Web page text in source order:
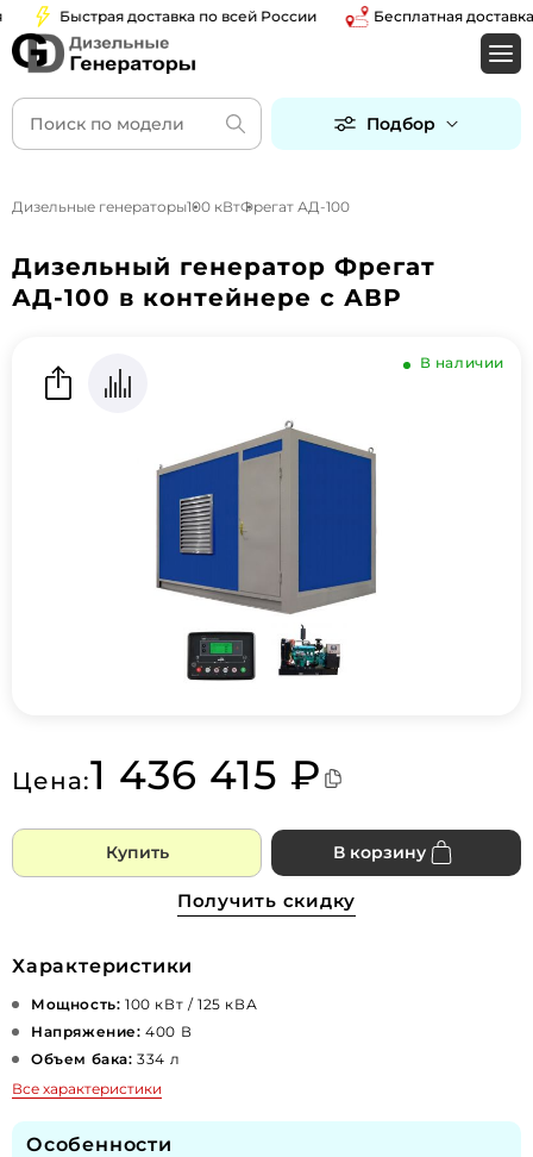
Быстрая доставка по всей России Бесплатная доставка
Подбор
Дизельные генераторы100 кВтФрегат АД-100
Дизельный генератор Фрегат
АД-100 в контейнере с АВР
В наличии
Цена:1 436 415 ₽
Купить В корзину
Получить скидку
Характеристики
Мощность: 100 кВт / 125 кВА
Напряжение: 400 В
Объем бака: 334 л
Все характеристики
Особенности